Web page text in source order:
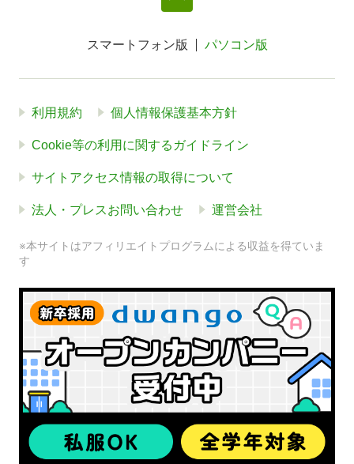
スマートフォン版 パソコン版
利用規約 個人情報保護基本方針
Cookie等の利用に関するガイドライン
サイトアクセス情報の取得について
法人・プレスお問い合わせ 運営会社
※本サイトはアフィリエイトプログラムによる収益を得ていま
す